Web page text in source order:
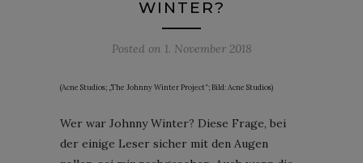
WINTER?
Posted on 1. November 2018
(Acne Studios; „The Johnny Winter Project“; Bild: Acne Studios)
Wer war Johnny Winter? Diese Frage, bei
der einige Leser sicher mit den Augen